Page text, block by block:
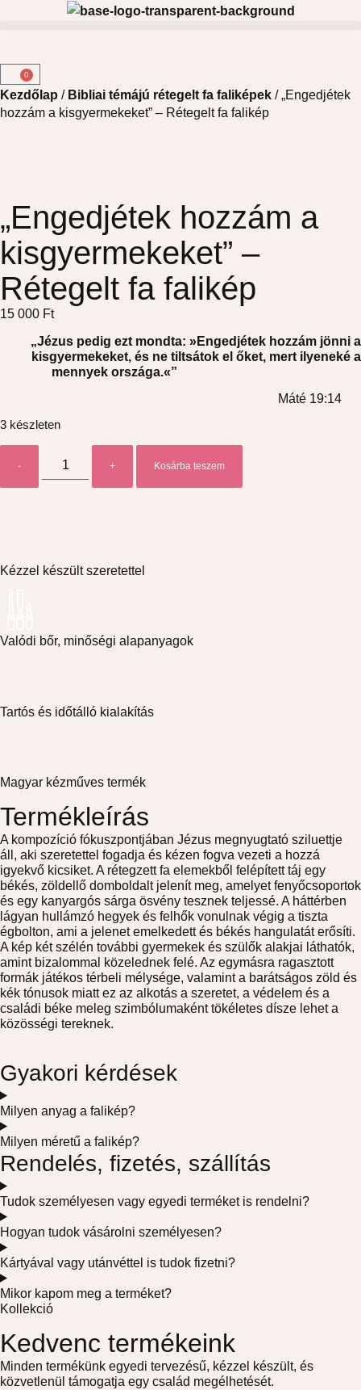
0
Kezdőlap / Bibliai témájú rétegelt fa faliképek / „Engedjétek
hozzám a kisgyermekeket” – Rétegelt fa falikép
„Engedjétek hozzám a
kisgyermekeket” –
Rétegelt fa falikép
15 000 Ft
„Jézus pedig ezt mondta: »Engedjétek hozzám jönni a
kisgyermekeket, és ne tiltsátok el őket, mert ilyeneké a
mennyek országa.«”
Máté 19:14
3 készleten
- + Kosárba teszem
Kézzel készült szeretettel
Valódi bőr, minőségi alapanyagok
Tartós és időtálló kialakítás
Magyar kézműves termék
Termékleírás
A kompozíció fókuszpontjában Jézus megnyugtató sziluettje
áll, aki szeretettel fogadja és kézen fogva vezeti a hozzá
igyekvő kicsiket. A rétegzett fa elemekből felépített táj egy
békés, zöldellő domboldalt jelenít meg, amelyet fenyőcsoportok
és egy kanyargós sárga ösvény tesznek teljessé. A háttérben
lágyan hullámzó hegyek és felhők vonulnak végig a tiszta
égbolton, ami a jelenet emelkedett és békés hangulatát erősíti.
A kép két szélén további gyermekek és szülők alakjai láthatók,
amint bizalommal közelednek felé. Az egymásra ragasztott
formák játékos térbeli mélysége, valamint a barátságos zöld és
kék tónusok miatt ez az alkotás a szeretet, a védelem és a
családi béke meleg szimbólumaként tökéletes dísze leheta
közösségi tereknek.
Gyakori kérdések
Milyen anyag a falikép?
Milyen méretű a falikép?
Rendelés, fizetés, szállítás
Tudok személyesen vagy egyedi terméket is rendelni?
Hogyan tudok vásárolni személyesen?
Kártyával vagy utánvéttel is tudok fizetni?
Mikor kapom meg a terméket?
Kollekció
Kedvenc termékeink
Minden termékünk egyedi tervezésű, kézzel készült, és
közvetlenül támogatja egy család megélhetését.